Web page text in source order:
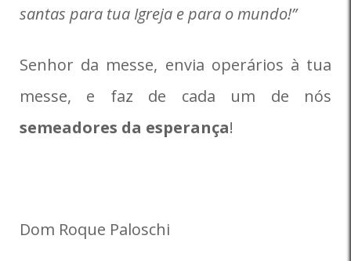
santas para tua Igreja e para o mundo!”
Senhor da messe, envia operários à tua
messe, e faz de cada um de nós
semeadores da esperança!
Dom Roque Paloschi